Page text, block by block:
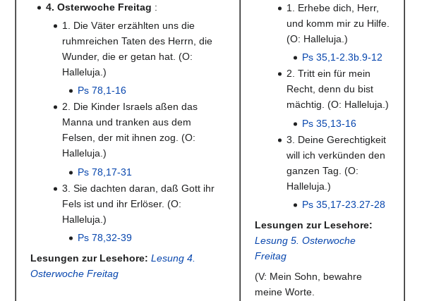
4. Osterwoche Freitag :
1. Die Väter erzählten uns die
ruhmreichen Taten des Herrn, die
Wunder, die er getan hat. (O:
Halleluja.)
Ps 78,1-16
2. Die Kinder Israels aßen das
Manna und tranken aus dem
Felsen, der mit ihnen zog. (O:
Halleluja.)
Ps 78,17-31
3. Sie dachten daran, daß Gott ihr
Fels ist und ihr Erlöser. (O:
Halleluja.)
Ps 78,32-39
Lesungen zur Lesehore: Lesung 4.
Osterwoche Freitag
1. Erhebe dich, Herr,
und komm mir zu Hilfe.
(O: Halleluja.)
Ps 35,1-2.3b.9-12
2. Tritt ein für mein
Recht, denn du bist
mächtig. (O: Halleluja.)
Ps 35,13-16
3. Deine Gerechtigkeit
will ich verkünden den
ganzen Tag. (O:
Halleluja.)
Ps 35,17-23.27-28
Lesungen zur Lesehore:
Lesung 5. Osterwoche
Freitag
(V: Mein Sohn, bewahre
meine Worte.